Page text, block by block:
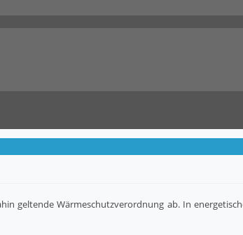
geltende Wärmeschutzverordnung ab. In